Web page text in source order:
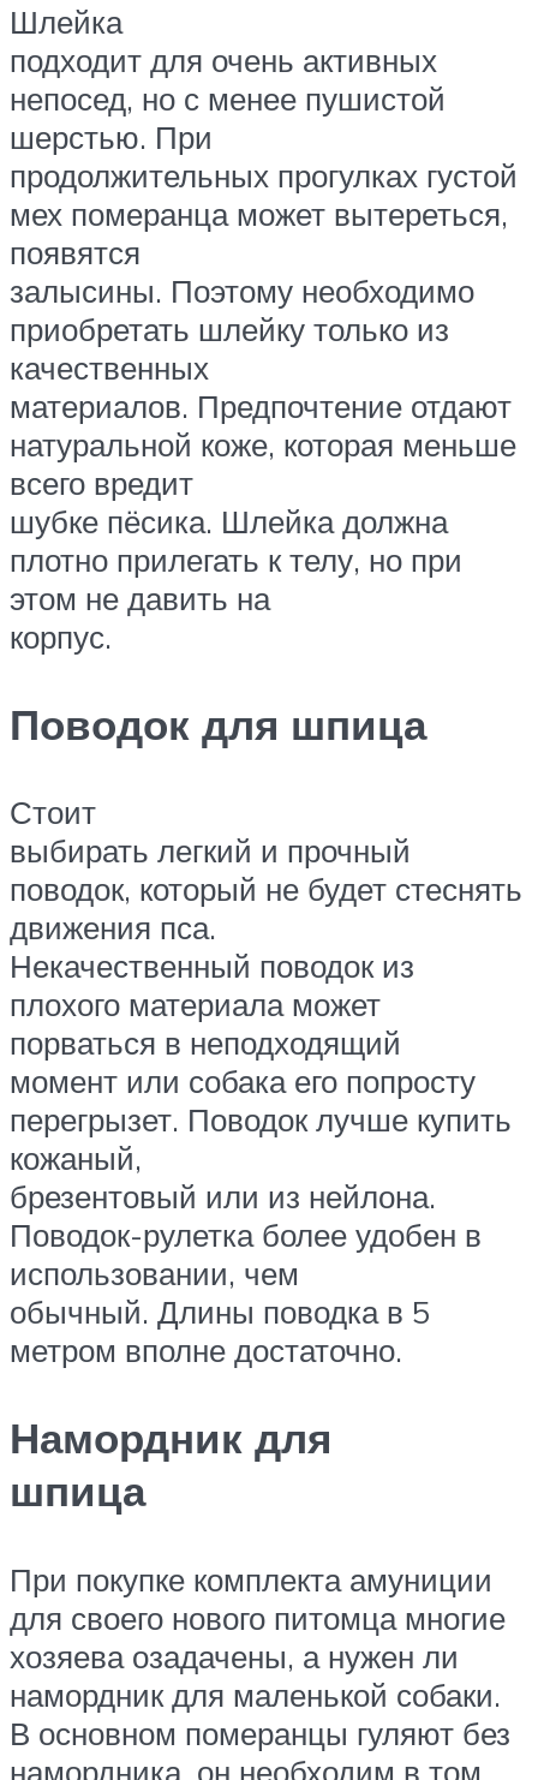
Шлейка
подходит для очень активных
непосед, но с менее пушистой
шерстью. При
продолжительных прогулках густой
мех померанца может вытереться,
появятся
залысины. Поэтому необходимо
приобретать шлейку только из
качественных
материалов. Предпочтение отдают
натуральной коже, которая меньше
всего вредит
шубке пёсика. Шлейка должна
плотно прилегать к телу, но при
этом не давить на
корпус.
Поводок для шпица
Стоит
выбирать легкий и прочный
поводок, который не будет стеснять
движения пса.
Некачественный поводок из
плохого материала может
порваться в неподходящий
момент или собака его попросту
перегрызет. Поводок лучше купить
кожаный,
брезентовый или из нейлона.
Поводок-рулетка более удобен в
использовании, чем
обычный. Длины поводка в 5
метром вполне достаточно.
Намордник для
шпица
При покупке комплекта амуниции
для своего нового питомца многие
хозяева озадачены, а нужен ли
намордник для маленькой собаки.
В основном померанцы гуляют без
намордника, он необходим в том